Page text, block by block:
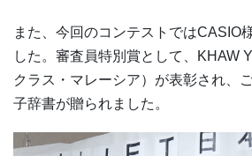
また、今回のコンテストではCASIO
した。審査員特別賞として、KHAW
クラス・マレーシア）が表彰され、
子辞書が贈られました。